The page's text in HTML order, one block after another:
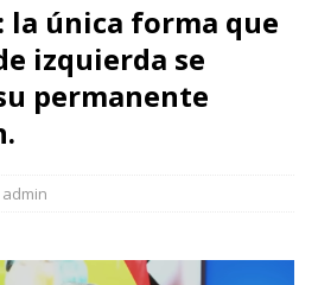
la única forma que
izquierda se
permanente